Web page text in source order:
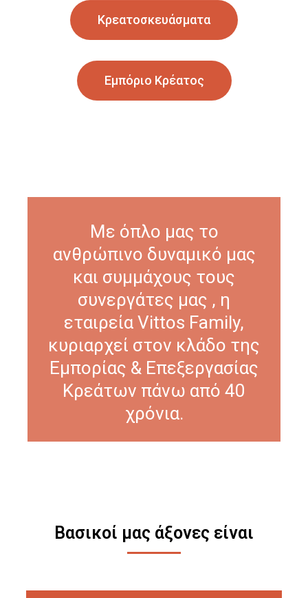
Κρεατοσκευάσματα
Εμπόριο Κρέατος
Με όπλο μας το
ανθρώπινο δυναμικό μας
και συμμάχους τους
συνεργάτες μας , η
εταιρεία Vittos Family,
κυριαρχεί στον κλάδο της
Εμπορίας & Επεξεργασίας
Κρεάτων πάνω από 40
χρόνια.
Βασικοί μας άξονες είναι